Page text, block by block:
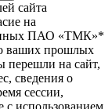
сайта
на
ПАО «ТМК»*
ваших прошлых
перешли на сайт,
сведения о
сессии,
с использованием